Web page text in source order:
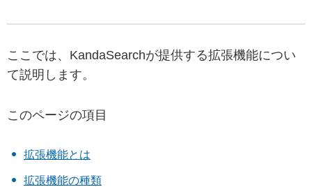
ここでは、KandaSearchが提供する拡張機能につい
て説明します。
このページの項目
拡張機能とは
拡張機能の種類